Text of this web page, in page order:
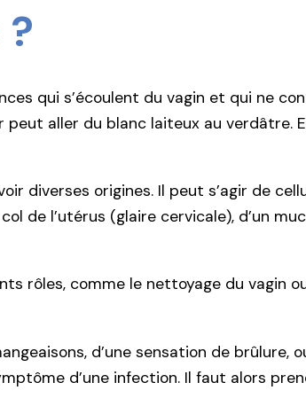
?
qui s’écoulent du vagin et qui ne
aller du blanc laiteux au verdâtre.
diverses origines. Il peut s’agir de
de l’utérus (glaire cervicale), d’un
rôles, comme le nettoyage du vagin
d’une sensation de brûlure,
d’une infection. Il faut alors